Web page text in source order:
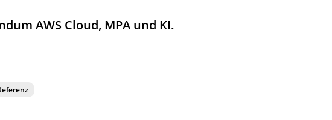
AWS Cloud, MPA und KI.